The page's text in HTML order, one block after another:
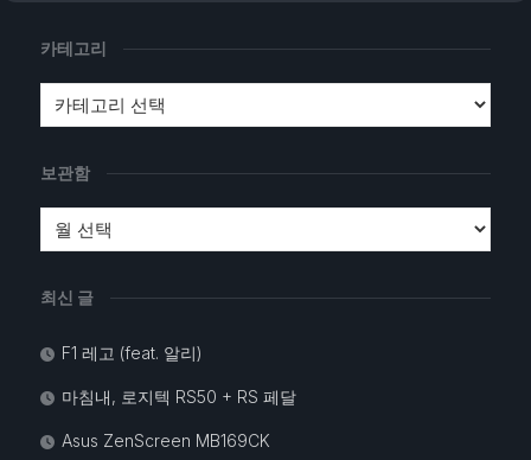
카테고리
보관함
최신 글
F1 레고 (feat. 알리)
마침내, 로지텍 RS50 + RS 페달
Asus ZenScreen MB169CK